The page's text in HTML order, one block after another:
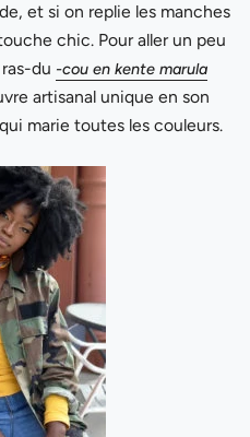
et si on replie les manches
chic. Pour aller un peu
du -cou en kente marula
artisanal unique en son
marie toutes les couleurs.